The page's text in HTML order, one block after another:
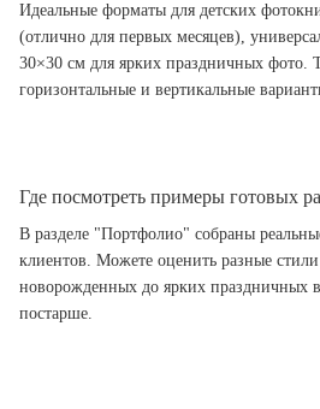
Идеальные форматы для детских
(отлично для первых месяцев),
30×30 см для ярких праздничных фото.
горизонтальные и вертикальные
Где посмотреть примеры готовых
В разделе "Портфолио" собраны
клиентов. Можете оценить разные
новорожденных до ярких праздничных
постарше.